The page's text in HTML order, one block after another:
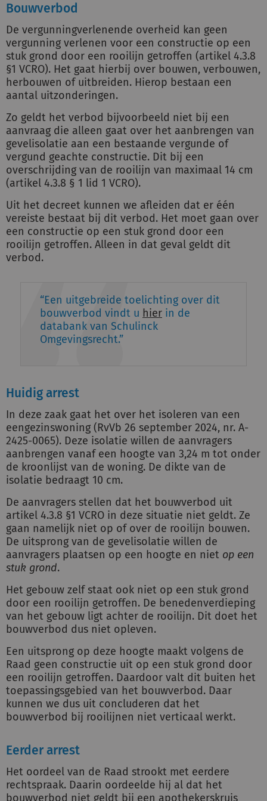
Bouwverbod
De vergunningverlenende overheid kan geen
vergunning verlenen voor een constructie op een
stuk grond door een rooilijn getroffen (artikel 4.3.8
§1 VCRO). Het gaat hierbij over bouwen, verbouwen,
herbouwen of uitbreiden. Hierop bestaan een
aantal uitzonderingen.
Zo geldt het verbod bijvoorbeeld niet bij een
aanvraag die alleen gaat over het aanbrengen van
gevelisolatie aan een bestaande vergunde of
vergund geachte constructie. Dit bij een
overschrijding van de rooilijn van maximaal 14 cm
(artikel 4.3.8 § 1 lid 1 VCRO).
Uit het decreet kunnen we afleiden dat er één
vereiste bestaat bij dit verbod. Het moet gaan over
een constructie op een stuk grond door een
rooilijn getroffen. Alleen in dat geval geldt dit
verbod.
Een uitgebreide toelichting over dit
bouwverbod vindt u hier in de
databank van Schulinck
Omgevingsrecht.
Huidig arrest
In deze zaak gaat het over het isoleren van een
eengezinswoning (RvVb 26 september 2024, nr. A-
2425-0065). Deze isolatie willen de aanvragers
aanbrengen vanaf een hoogte van 3,24 m tot onder
de kroonlijst van de woning. De dikte van de
isolatie bedraagt 10 cm.
De aanvragers stellen dat het bouwverbod uit
artikel 4.3.8 §1 VCRO in deze situatie niet geldt. Ze
gaan namelijk niet op of over de rooilijn bouwen.
De uitsprong van de gevelisolatie willen de
aanvragers plaatsen op een hoogte en niet op een
stuk grond.
Het gebouw zelf staat ook niet op een stuk grond
door een rooilijn getroffen. De benedenverdieping
van het gebouw ligt achter de rooilijn. Dit doet het
bouwverbod dus niet opleven.
Een uitsprong op deze hoogte maakt volgens de
Raad geen constructie uit op een stuk grond door
een rooilijn getroffen. Daardoor valt dit buiten het
toepassingsgebied van het bouwverbod. Daar
kunnen we dus uit concluderen dat het
bouwverbod bij rooilijnen niet verticaal werkt.
Eerder arrest
Het oordeel van de Raad strookt met eerdere
rechtspraak. Daarin oordeelde hij al dat het
bouwverbod niet geldt bij een apothekerskruis